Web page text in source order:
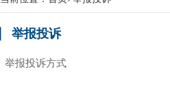
举报投诉
举报投诉方式